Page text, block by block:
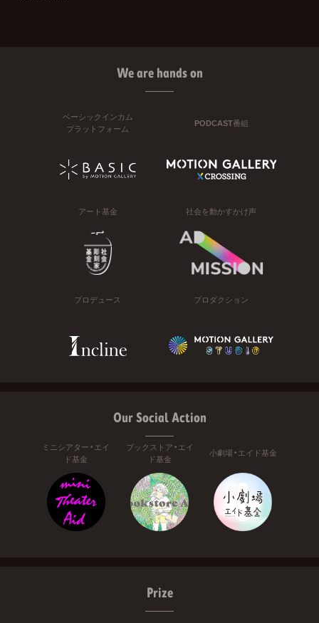
We are hands on
ベーシックインカム
プラットフォーム
PODCAST番組
アート基金 社会を動かすかけ声
プロデュース プロダクション
Our Social Action
ミニシアター・エイ
ド基金
ブックストア・エイ
ド基金
小劇場・エイド基金
Prize